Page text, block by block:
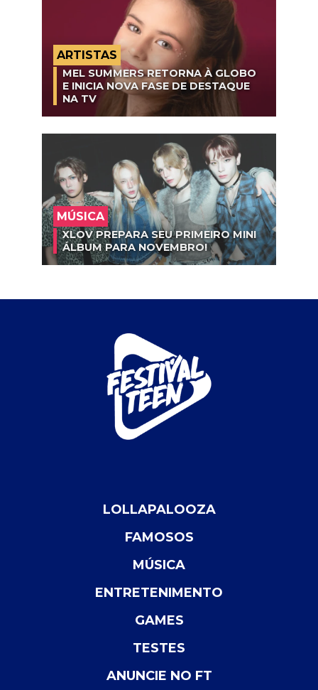
ARTISTAS
MEL SUMMERS RETORNA À GLOBO
E INICIA NOVA FASE DE DESTAQUE
NA TV
MÚSICA
XLOV PREPARA SEU PRIMEIRO MINI
ÁLBUM PARA NOVEMBRO!
LOLLAPALOOZA
FAMOSOS
MÚSICA
ENTRETENIMENTO
GAMES
TESTES
ANUNCIE NO FT